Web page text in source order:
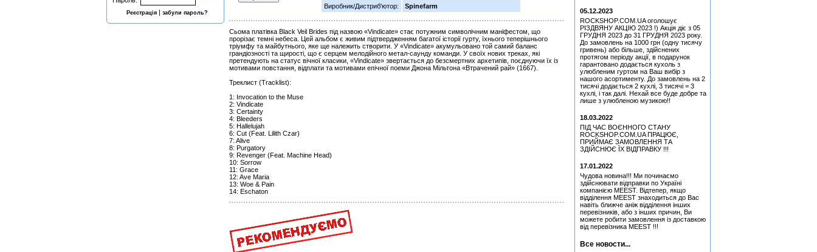
Реєстрація| забули пароль?
Виробник/Дистриб'ютор:
Spinefarm
Сьома платівка Black Veil Brides під назвою «Vindicate» стає потужним символічним маніфестом, що
прорізає темні небеса. Цей альбом є живим підтвердженням багатої історії гурту, їхнього теперішнього
тріумфу та майбутнього, яке ще належить створити. У «Vindicate» акумульовано той самий баланс
грандіозності та щирості, що є серцем мелодійного метал-саунду команди. У своїх нових треках, які
претендують на статус вічної класики, «Vindicate» звертається до безсмертних архетипів, поєднуючи їх із
мотивами повстання, відплати та мотивами епічної поеми Джона Мільтона «Втрачений рай» (1667).
Треклист (Tracklist):
1: Invocation to the Muse
2: Vindicate
3: Certainty
4: Bleeders
5: Hallelujah
6: Cut (Feat. Lilith Czar)
7: Alive
8: Purgatory
9: Revenger (Feat. Machine Head)
10: Sorrow
11: Grace
12: Ave Maria
13: Woe & Pain
14: Eschaton
Медіатор Attack Mr.
Fastfinge Mika Tyyska
(Black) (Міка Тійскя)
Медіатор Attack Mr.
Fastfinge Mika Tyyska
(Міка Тійскя)
Quatro, Suzi - Freedom
(CD)
Медіатор Uriah Heep - Phil
Lanzon (Філ Лансон) (Red)
Колекційний
Медіатор Uriah Heep - Phil
Lanzon (Філ Лансон)
(Green) Колекційний
Медіатор Uriah Heep - Phil
Lanzon (Філ Лансон)
Медіатор Uriah Heep - Phil
Lanzon (Філ Лансон) (Blue)
Колекційний
Медіатор Attack Mr.
Fastfinge Mika Tyyska
(Black) (Міка Тійскя)
Медіатор Burning Dwarf
Tyyska (Міка Тійскя)
05.12.2023
ROCKSHOP.COM.UA оголошує
РІЗДВЯНУ АКЦІЮ 2023 !) Акція діє з 05
ГРУДНЯ 2023 до 31 ГРУДНЯ 2023 року.
До замовлень на 1000 грн (одну тисячу
гривень) або більше, здійснених
протягом періоду акції, в подарунок
гарантовано додається кухоль з
улюбленим гуртом на Ваш вибір з
нашого асортименту. До замовлень на 2
тисячі додається 2 кухлі, 3 тисячі = 3
кухлі, і так далі. Нехай все буде добре та
лише з улюбленою музикою!!
18.03.2022
ПІД ЧАС ВОЄННОГО СТАНУ
ROCKSHOP.COM.UA ПРАЦЮЄ,
ПРИЙМАЄ ЗАМОВЛЕННЯ ТА
ЗДІЙСНЮЄ ЇХ ВІДПРАВКУ !!!
17.01.2022
Чудова новина!!! Ми починаємо
здійснювати відправки по Україні
компанією MEEST. Відтепер, якщо
відділення MEEST знаходиться до Вас
навіть ближче аніж відділення інших
перевізників, або з інших причин, Ви
можете робити замовлення із доставкою
від перевізника MEEST !!!
Все новости...